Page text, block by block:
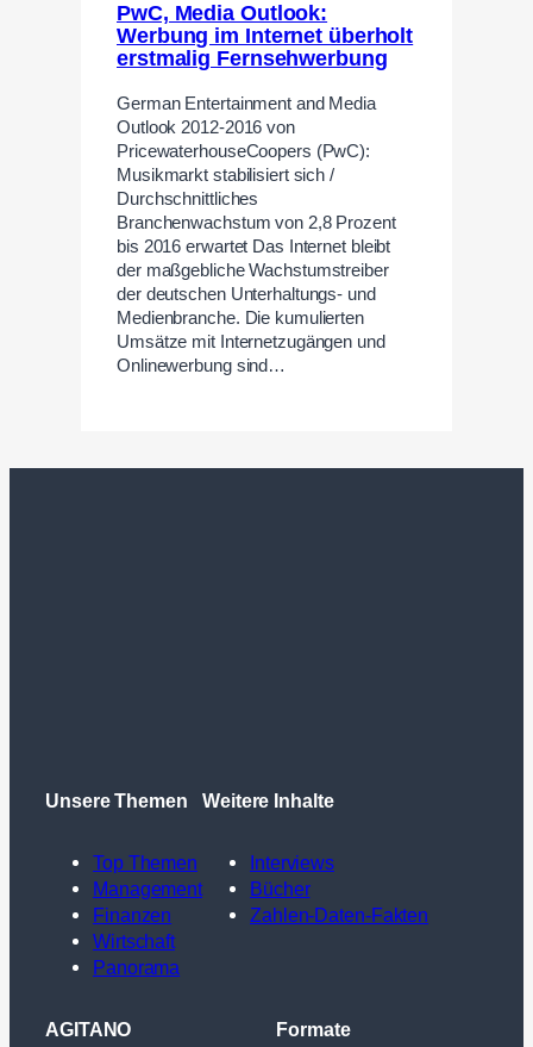
PwC, Media Outlook:
Werbung im Internet überholt
erstmalig Fernsehwerbung
German Entertainment and Media
Outlook 2012-2016 von
PricewaterhouseCoopers (PwC):
Musikmarkt stabilisiert sich /
Durchschnittliches
Branchenwachstum von 2,8 Prozent
bis 2016 erwartet Das Internet bleibt
der maßgebliche Wachstumstreiber
der deutschen Unterhaltungs- und
Medienbranche. Die kumulierten
Umsätze mit Internetzugängen und
Onlinewerbung sind…
Unsere Themen
Top Themen
Management
Finanzen
Wirtschaft
Panorama
Weitere Inhalte
Interviews
Bücher
Zahlen-Daten-Fakten
AGITANO Formate